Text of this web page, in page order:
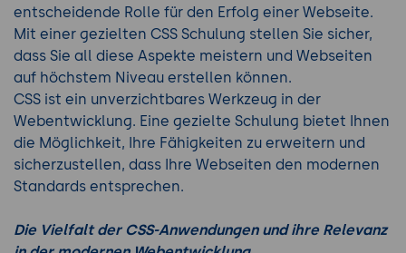
entscheidende Rolle für den Erfolg einer Webseite.
Mit einer gezielten CSS Schulung stellen Sie sicher,
dass Sie all diese Aspekte meistern und Webseiten
auf höchstem Niveau erstellen können.
CSS ist ein unverzichtbares Werkzeug in der
Webentwicklung. Eine gezielte Schulung bietet Ihnen
die Möglichkeit, Ihre Fähigkeiten zu erweitern und
sicherzustellen, dass Ihre Webseiten den modernen
Standards entsprechen.
Die Vielfalt der CSS-Anwendungen und ihre Relevanz